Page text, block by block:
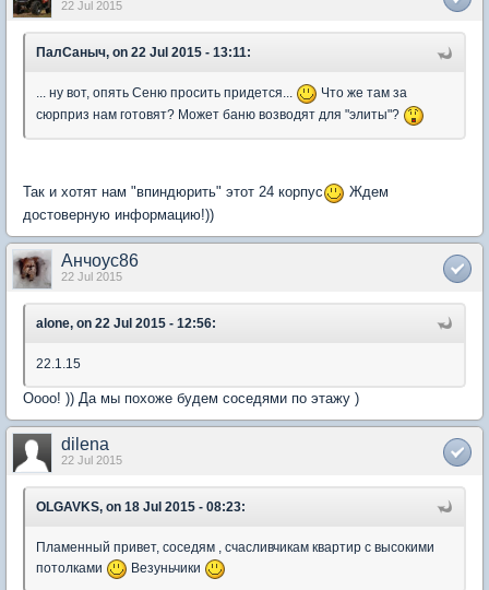
22 Jul 2015
ПалСаныч, on 22 Jul 2015 - 13:11:
... ну вот, опять Сеню просить придется...
Что же там за
сюрприз нам готовят? Может баню возводят для "элиты"?
Так и хотят нам "впиндюрить" этот 24 корпус
Ждем
достоверную информацию!))
Анчоус86
22 Jul 2015
alone, on 22 Jul 2015 - 12:56:
22.1.15
Оооо! )) Да мы похоже будем соседями по этажу )
dilena
22 Jul 2015
OLGAVKS, on 18 Jul 2015 - 08:23:
Пламенный привет, соседям , счасливчикам квартир с высокими
потолками
Везуньчики